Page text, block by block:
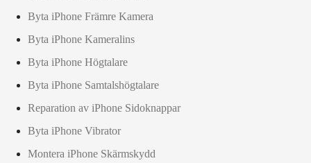
Byta iPhone Främre Kamera
Byta iPhone Kameralins
Byta iPhone Högtalare
Byta iPhone Samtalshögtalare
Reparation av iPhone Sidoknappar
Byta iPhone Vibrator
Montera iPhone Skärmskydd